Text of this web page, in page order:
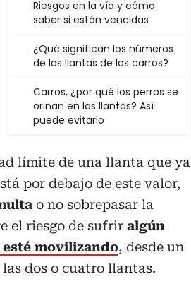
Riesgos en la vía y cómo
saber si están vencidas
¿Qué significan los números
de las llantas de los carros?
Carros, ¿por qué los perros se
orinan en las llantas? Así
puede evitarlo
límite de una llanta que ya
por debajo de este valor,
o no sobrepasar la
el riesgo de sufrir algún
esté movilizando, desde un
dos o cuatro llantas.